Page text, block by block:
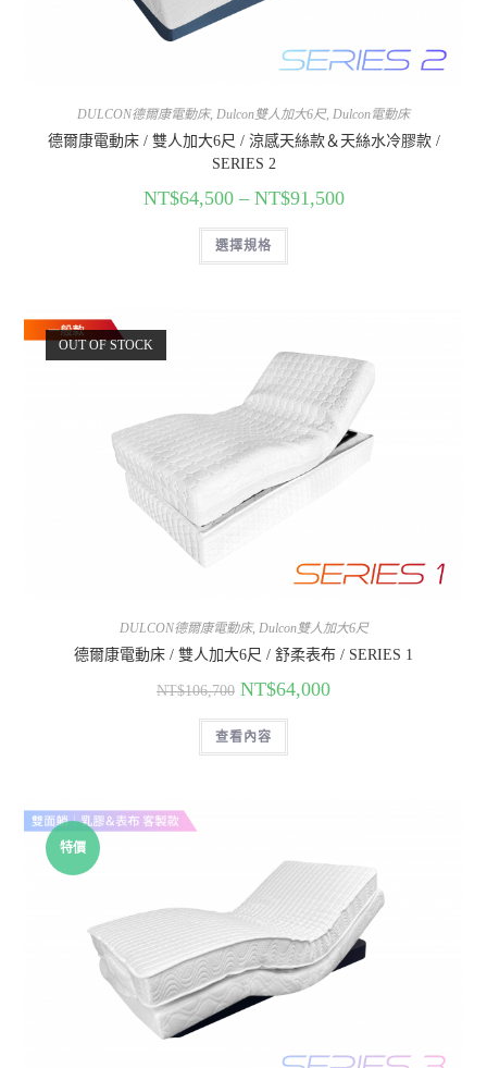
DULCON德爾康電動床, Dulcon雙人加大6尺, Dulcon電動床
德爾康電動床 / 雙人加大6尺 / 涼感天絲款＆天絲水冷膠款 /
SERIES 2
NT$64,500– NT$91,500
選擇規格
OUT OF STOCK
DULCON德爾康電動床, Dulcon雙人加大6尺
德爾康電動床 / 雙人加大6尺 / 舒柔表布 / SERIES 1
NT$106,700 NT$64,000
查看內容
特價